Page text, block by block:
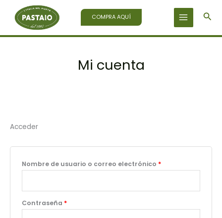
contenido
COMPRA AQUÍ
Mi cuenta
Acceder
Nombre de usuario o correo electrónico *Obligatorio
Contraseña *Obligatorio